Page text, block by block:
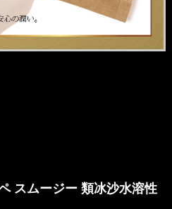
スムージー 類冰沙水溶性